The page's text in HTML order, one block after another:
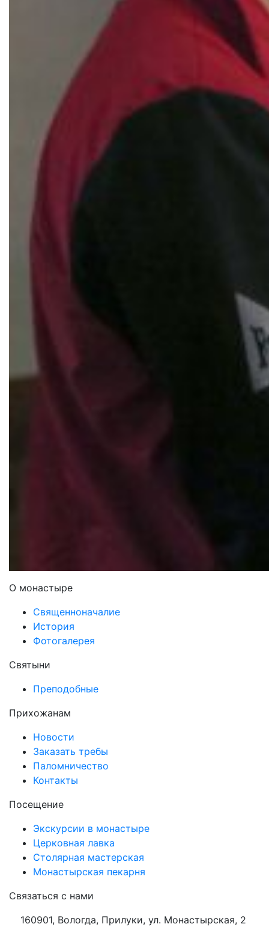
О монастыре
Священноначалие
История
Фотогалерея
Святыни
Преподобные
Прихожанам
Новости
Заказать требы
Паломничество
Контакты
Посещение
Экскурсии в монастыре
Церковная лавка
Столярная мастерская
Монастырская пекарня
Связаться с нами
160901, Вологда, Прилуки, ул. Монастырская, 2